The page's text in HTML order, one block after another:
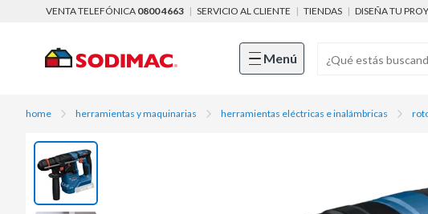
VENTA TELEFÓNICA 0800 4663 | SERVICIO AL CLIENTE | TIENDAS | DISEÑA TU
Menú
home herramientas y maquinarias herramientas eléctricas e inalámbricas